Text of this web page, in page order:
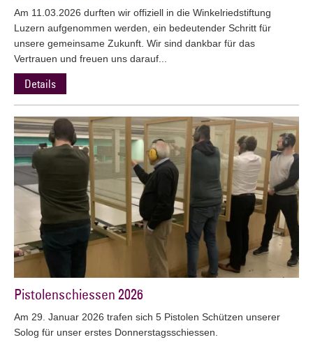
Am 11.03.2026 durften wir offiziell in die Winkelriedstiftung
Luzern aufgenommen werden, ein bedeutender Schritt für
unsere gemeinsame Zukunft. Wir sind dankbar für das
Vertrauen und freuen uns darauf...
Details
Pistolenschiessen 2026
Am 29. Januar 2026 trafen sich 5 Pistolen Schützen unserer
Solog für unser erstes Donnerstagsschiessen.